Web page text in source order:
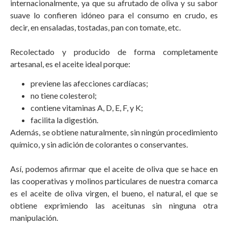
internacionalmente, ya que su afrutado de oliva y su sabor
suave lo confieren idóneo para el consumo en crudo, es
decir, en ensaladas, tostadas, pan con tomate, etc.
Recolectado y producido de forma completamente
artesanal, es el aceite ideal porque:
previene las afecciones cardíacas;
no tiene colesterol;
contiene vitaminas A, D, E, F, y K;
facilita la digestión.
Además, se obtiene naturalmente, sin ningún procedimiento
químico, y sin adición de colorantes o conservantes.
Así, podemos afirmar que el aceite de oliva que se hace en
las cooperativas y molinos particulares de nuestra comarca
es el aceite de oliva virgen, el bueno, el natural, el que se
obtiene exprimiendo las aceitunas sin ninguna otra
manipulación.